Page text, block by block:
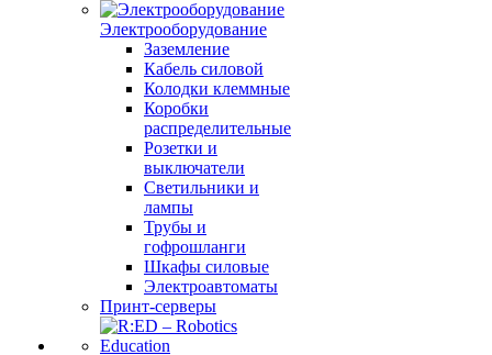
Электрооборудование
Заземление
Кабель силовой
Колодки клеммные
Коробки
распределительные
Розетки и
выключатели
Светильники и
лампы
Трубы и
гофрошланги
Шкафы силовые
Электроавтоматы
Принт-серверы